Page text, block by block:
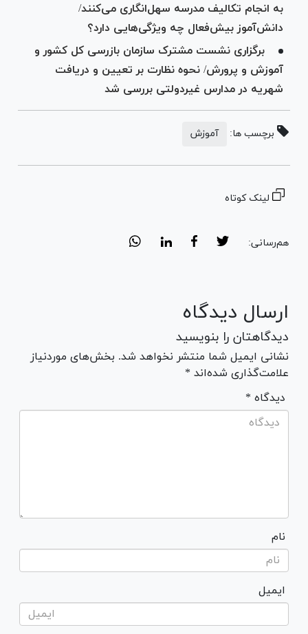
به انجام تکالیف مدرسه‌ سهل‌انگاری می‌کنند/
دانش‌آموز بیش‌فعال چه ویژگی‌هایی دارد؟
برگزاری نشست مشترک سازمان بازرسی کل کشور و
آموزش و پرورش/ نحوه نظارت بر تعیین و دریافت
شهریه در مدارس غیردولتی بررسی شد
برچسب ها: آموزش
لینک کوتاه
هم‌رسانی:
ارسال دیدگاه
دیدگاهتان را بنویسید
نشانی ایمیل شما منتشر نخواهد شد. بخش‌های موردنیاز
علامت‌گذاری شده‌اند *
* دیدگاه
نام
ایمیل